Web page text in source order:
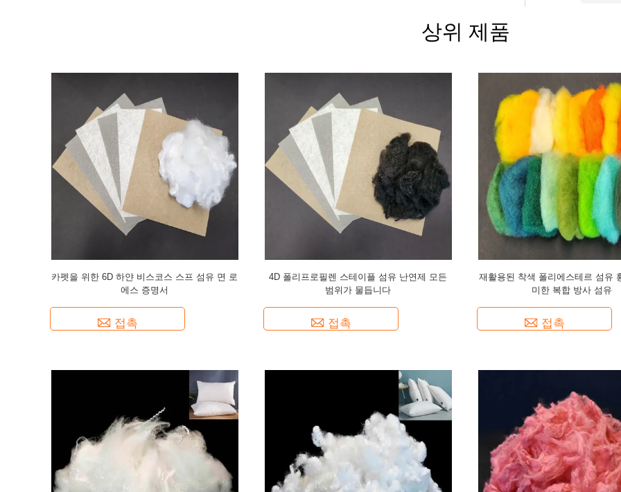
상위 제품
카펫을 위한 6D 하얀 비스코스 스프 섬유 면 로
에스 증명서
접촉
4D 폴리프로필렌 스테이플 섬유 난연제 모든
범위가 물듭니다
접촉
재활용된 착색 폴리에스테르 섬유
미한 복합 방사 섬유
접촉